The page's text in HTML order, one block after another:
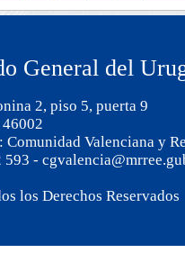
lo
el
General del
2, piso 5, puerta 9
46002
Comunidad Valenciana y
593 -
los Derechos Reservados